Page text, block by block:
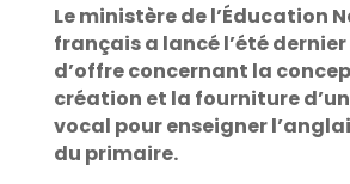
Le ministère de l’Éducation
français a lancé l’été
d’offre concernant la
création et la fourniture
vocal pour enseigner
du primaire.